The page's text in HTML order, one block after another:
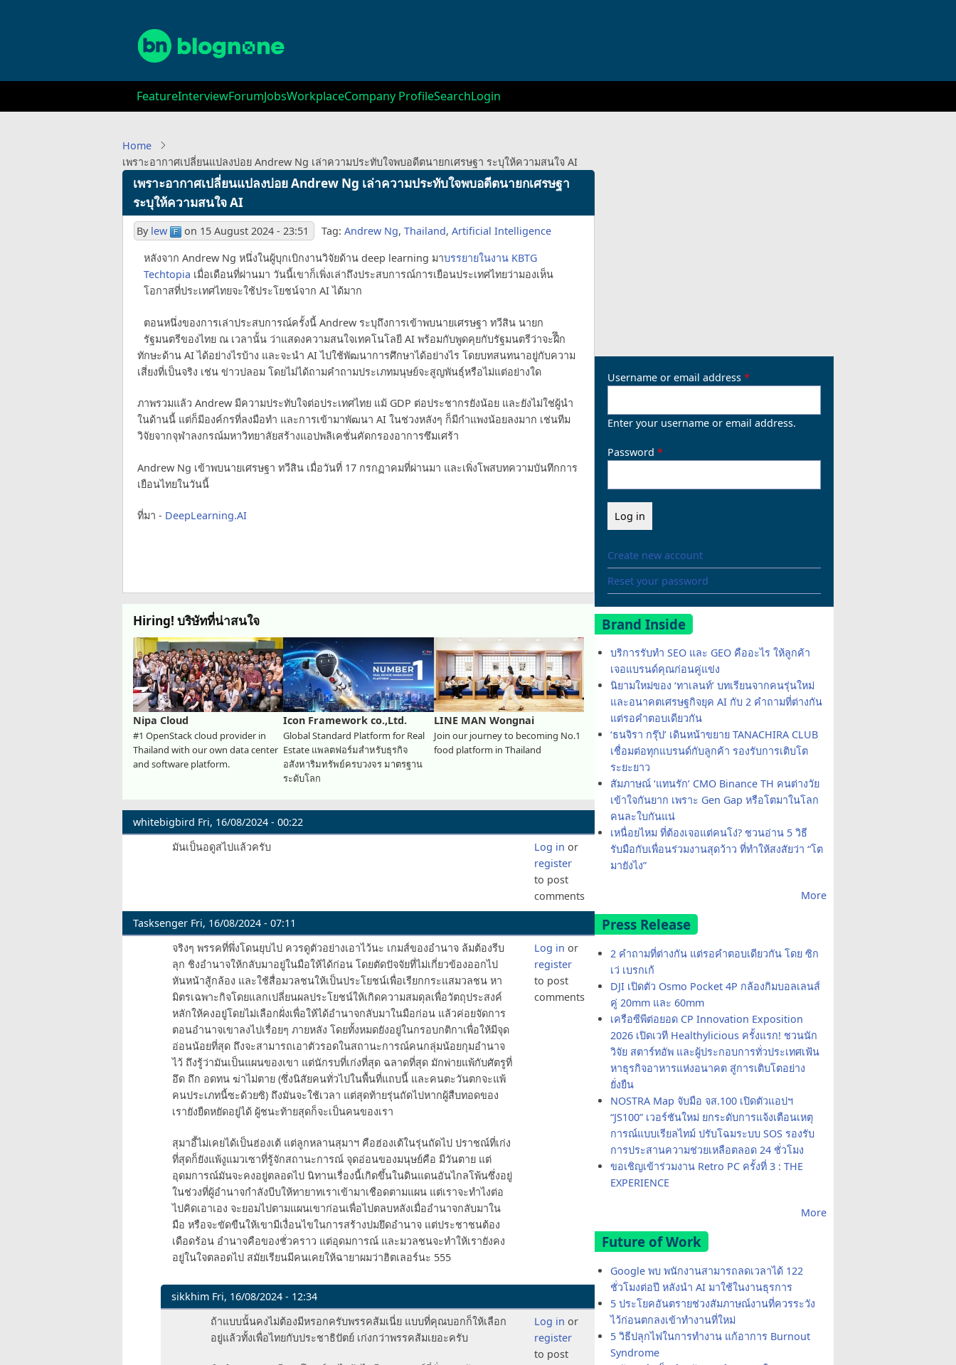
Main
navigation
FeatureInterviewForumJobsWorkplaceCompany ProfileSearchLogin
Home
เพราะอากาศเปลี่ยนแปลงบ่อย Andrew Ng เล่าความประทับใจพบอดีตนายกเศรษฐา ระบุให้ความสนใจ AI
เพราะอากาศเปลี่ยนแปลงบ่อย Andrew Ng เล่าความประทับใจพบอดีตนายกเศรษฐา
ระบุให้ความสนใจ AI
By lew on 15 August 2024 - 23:51 Tag: Andrew Ng, Thailand, Artificial Intelligence
หลังจาก Andrew Ng หนึ่งในผู้บุกเบิกงานวิจัยด้าน deep learning มาบรรยายในงาน KBTG
Techtopia เมื่อเดือนที่ผ่านมา วันนี้เขาก็เพิ่งเล่าถึงประสบการณ์การเยือนประเทศไทยว่ามองเห็น
โอกาสที่ประเทศไทยจะใช้ประโยชน์จาก AI ได้มาก
ตอนหนึ่งของการเล่าประสบการณ์ครั้งนี้ Andrew ระบุถึงการเข้าพบนายเศรษฐา ทวีสิน นายก
รัฐมนตรีของไทย ณ เวลานั้น ว่าแสดงความสนใจเทคโนโลยี AI พร้อมกับพูดคุยกับรัฐมนตรีว่าจะฝีึก
ทักษะด้าน AI ได้อย่างไรบ้าง และจะนำ AI ไปใช้พัฒนาการศึกษาได้อย่างไร โดยบทสนทนาอยู่กับความ
เสี่ยงที่เป็นจริง เช่น ข่าวปลอม โดยไม่ได้ถามคำถามประเภทมนุษย์จะสูญพันธุ์หรือไม่แต่อย่างใด
ภาพรวมแล้ว Andrew มีความประทับใจต่อประเทศไทย แม้ GDP ต่อประชากรยังน้อย และยังไม่ใช่ผู้นำ
ในด้านนี้ แต่ก็มีองค์กรที่ลงมือทำ และการเข้ามาพัฒนา AI ในช่วงหลังๆ ก็มีกำแพงน้อยลงมาก เช่นทีม
วิจัยจากจุฬาลงกรณ์มหาวิทยาลัยสร้างแอปพลิเคชั่นคัดกรองอาการซึมเศร้า
Andrew Ng เข้าพบนายเศรษฐา ทวีสิน เมื่อวันที่ 17 กรกฏาคมที่ผ่านมา และเพิ่งโพสบทความบันทึกการ
เยือนไทยในวันนี้
ที่มา - DeepLearning.AI
Hiring! บริษัทที่น่าสนใจ
Nipa Cloud
#1 OpenStack cloud provider in
Thailand with our own data center
and software platform.
Icon Framework co.,Ltd.
Global Standard Platform for Real
Estate แพลตฟอร์มสำหรับธุรกิจ
อสังหาริมทรัพย์ครบวงจร มาตรฐาน
ระดับโลก
LINE MAN Wongnai
Join our journey to becoming No.1
food platform in Thailand
whitebigbird Fri, 16/08/2024 - 00:22
มันเป็นอดูสไปแล้วครับ
Log in or
register
to post
comments
Tasksenger Fri, 16/08/2024 - 07:11
จริงๆ พรรคที่พึ่งโดนยุบไป ควรดูตัวอย่างเอาไว้นะ เกมส์ของอำนาจ ล้มต้องรีบ
ลุก ชิงอำนาจให้กลับมาอยู่ในมือให้ได้ก่อน โดยตัดปัจจัยที่ไม่เกี่ยวข้องออกไป
หันหน้าสู้กล้อง และใช้สื่อมวลชนให้เป็นประโยชน์เพื่อเรียกกระแสมวลชน หา
มิตรเฉพาะกิจโดยแลกเปลี่ยนผลประโยชน์ให้เกิดความสมดุลเพื่อวัตถุประสงค์
หลักให้คงอยู่โดยไม่เลือกฝั่งเพื่อให้ได้อำนาจกลับมาในมือก่อน แล้วค่อยจัดการ
ตอนอำนาจเขาลงไปเรื่อยๆ ภายหลัง โดยทั้งหมดยังอยู่ในกรอบกติกาเพื่อให้มีจุด
อ่อนน้อยที่สุด ถึงจะสามารถเอาตัวรอดในสถานะการณ์คนกลุ่มน้อยกุมอำนาจ
ไว้ ถึงรู้ว่ามันเป็นแผนของเขา แต่นักรบที่เก่งที่สุด ฉลาดที่สุด มักพ่ายแพ้กับศัตรูที่
อึด ถึก อดทน ฆ่าไม่ตาย (ซึ่งนิสัยคนทั่วไปในพื้นที่แถบนี้ และคนตะวันตกจะแพ้
คนประเภทนี้ซะด้วยซิ) ถึงมันจะใช้เวลา แต่สุดท้ายรุ่นถัดไปหากผู้สืบทอดของ
เรายังยืดหยัดอยู่ได้ ผู้ชนะท้ายสุดก็จะเป็นคนของเรา
สุมาอี้ไม่เคยได้เป็นฮ่องเต้ แต่ลูกหลานสุมาฯ คือฮ่องเต้ในรุ่นถัดไป ปราชณ์ที่เก่ง
ที่สุดก็ยังแพ้งูแมวเซาที่รู้จักสถานะการณ์ จุดอ่อนของมนุษย์คือ มีวันตาย แต่
อุดมการณ์มันจะคงอยู่ตลอดไป นิทานเรื่องนี้เกิดขึ้นในดินแดนอันไกลโพ้นซึ่งอยู่
ในช่วงที่ผู้อำนาจกำลังบีบให้ทายาทเราเข้ามาเชือดตามแผน แต่เราจะทำไงต่อ
ไปคิดเอาเอง จะยอมไปตามแผนเขาก่อนเพื่อไปตลบหลังเมื่ออำนาจกลับมาใน
มือ หรือจะขัดขืนให้เขามีเงื่อนไขในการสร้างปมยึดอำนาจ แต่ประชาชนต้อง
เดือดร้อน อำนาจคือของชั่วคราว แต่อุดมการณ์ และมวลชนจะทำให้เรายังคง
อยู่ในใจตลอดไป สมัยเรียนมีคนเคยให้ฉายาผมว่าฮิตเลอร์นะ 555
Log in or
register
to post
comments
sikkhim Fri, 16/08/2024 - 12:34
In
ถ้าแบบนั้นคงไม่ต้องมีหรอกครับพรรคส้มเนี่ย แบบที่คุณบอกก็ให้เลือก
อยู่แล้วทั้งเพื่อไทยกับประชาธิปัตย์ เก่งกว่าพรรคส้มเยอะครับ
Log in or
register
to post
Username or email address
Enter your username or email address.
Password
Create new account
Reset your password
Brand Inside
บริการรับทำ SEO และ GEO คืออะไร ให้ลูกค้า
เจอแบรนด์คุณก่อนคู่แข่ง
นิยามใหม่ของ ‘ทาเลนท์’ บทเรียนจากคนรุ่นใหม่
และอนาคตเศรษฐกิจยุค AI กับ 2 คำถามที่ต่างกัน
แต่รอคำตอบเดียวกัน
‘ธนจิรา กรุ๊ป’ เดินหน้าขยาย TANACHIRA CLUB
เชื่อมต่อทุกแบรนด์กับลูกค้า รองรับการเติบโต
ระยะยาว
สัมภาษณ์ ‘แทนรัก’ CMO Binance TH คนต่างวัย
เข้าใจกันยาก เพราะ Gen Gap หรือโตมาในโลก
คนละใบกันแน่
เหนื่อยไหม ที่ต้องเจอแต่คนโง่? ชวนอ่าน 5 วิธี
รับมือกับเพื่อนร่วมงานสุดว้าว ที่ทำให้สงสัยว่า “โต
มายังไง”
More
Press Release
2 คำถามที่ต่างกัน แต่รอคำตอบเดียวกัน โดย ซิก
เว่ เบรกเก้
DJI เปิดตัว Osmo Pocket 4P กล้องกิมบอลเลนส์
คู่ 20mm และ 60mm
เครือซีพีต่อยอด CP Innovation Exposition
2026 เปิดเวที Healthylicious ครั้งแรก! ชวนนัก
วิจัย สตาร์ทอัพ และผู้ประกอบการทั่วประเทศเฟ้น
หาธุรกิจอาหารแห่งอนาคต สู่การเติบโตอย่าง
ยั่งยืน
NOSTRA Map จับมือ จส.100 เปิดตัวแอปฯ
“JS100” เวอร์ชันใหม่ ยกระดับการแจ้งเตือนเหตุ
การณ์แบบเรียลไทม์ ปรับโฉมระบบ SOS รองรับ
การประสานความช่วยเหลือตลอด 24 ชั่วโมง
ขอเชิญเข้าร่วมงาน Retro PC ครั้งที่ 3 : THE
EXPERIENCE
More
Future of Work
Google พบ พนักงานสามารถลดเวลาได้ 122
ชั่วโมงต่อปี หลังนำ AI มาใช้ในงานธุรการ
5 ประโยคอันตรายช่วงสัมภาษณ์งานที่ควรระวัง
ไว้ก่อนตกลงเข้าทำงานที่ใหม่
5 วิธีปลุกไฟในการทำงาน แก้อาการ Burnout
Syndrome